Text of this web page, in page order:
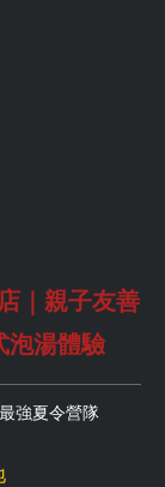
｜親子友善
泡湯體驗
強夏令營隊